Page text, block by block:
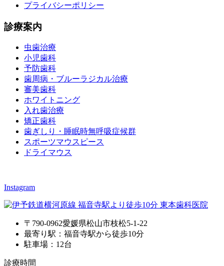
プライバシーポリシー
診療案内
虫歯治療
小児歯科
予防歯科
歯周病・ブルーラジカル治療
審美歯科
ホワイトニング
入れ歯治療
矯正歯科
歯ぎしり・睡眠時無呼吸症候群
スポーツマウスピース
ドライマウス
Instagram
〒790-0962愛媛県松山市枝松5-1-22
最寄り駅：福音寺駅から徒歩10分
駐車場：12台
診療時間